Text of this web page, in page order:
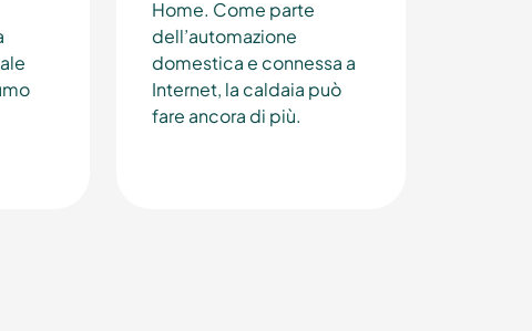
Home. Come parte
dell’automazione
domestica e connessa a
Internet, la caldaia può
fare ancora di più.